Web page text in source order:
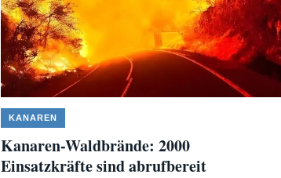
KANAREN
Kanaren-Waldbrände: 2000
Einsatzkräfte sind abrufbereit